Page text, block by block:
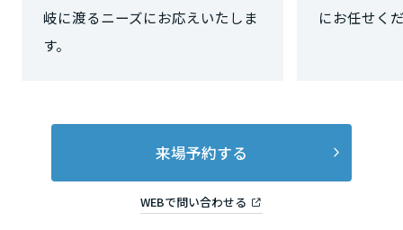
岐に渡るニーズにお応えいたしま
す。
にお任せく
来場予約する
WEBで問い合わせる
静岡県
愛知県
三重県